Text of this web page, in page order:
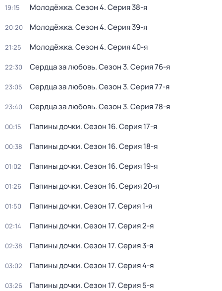
19:15 Молодёжка. Сезон 4. Серия 38-я
20:20 Молодёжка. Сезон 4. Серия 39-я
21:25 Молодёжка. Сезон 4. Серия 40-я
22:30 Сердца за любовь. Сезон 3. Серия 76-я
23:05 Сердца за любовь. Сезон 3. Серия 77-я
23:40 Сердца за любовь. Сезон 3. Серия 78-я
00:15 Папины дочки. Сезон 16. Серия 17-я
00:38 Папины дочки. Сезон 16. Серия 18-я
01:02 Папины дочки. Сезон 16. Серия 19-я
01:26 Папины дочки. Сезон 16. Серия 20-я
01:50 Папины дочки. Сезон 17. Серия 1-я
02:14 Папины дочки. Сезон 17. Серия 2-я
02:38 Папины дочки. Сезон 17. Серия 3-я
03:02 Папины дочки. Сезон 17. Серия 4-я
03:26 Папины дочки. Сезон 17. Серия 5-я